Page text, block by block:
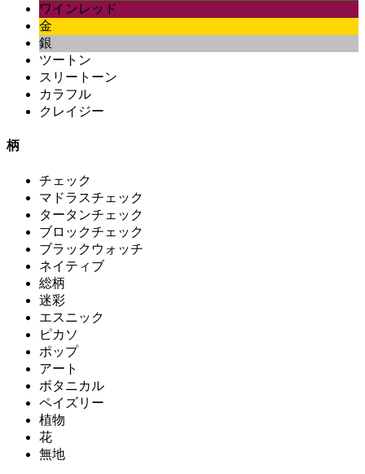
ワインレッド
金
銀
ツートン
スリートーン
カラフル
クレイジー
柄
チェック
マドラスチェック
タータンチェック
ブロックチェック
ブラックウォッチ
ネイティブ
総柄
迷彩
エスニック
ピカソ
ポップ
アート
ボタニカル
ペイズリー
植物
花
無地